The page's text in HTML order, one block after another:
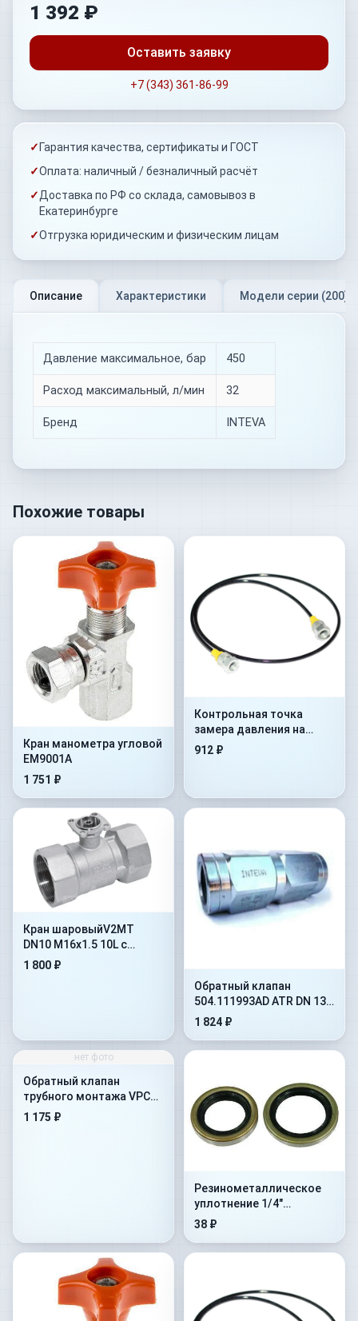
1 392 ₽
Оставить заявку
+7 (343) 361-86-99
✓ Гарантия качества, сертификаты и ГОСТ
✓Оплата: наличный / безналичный расчёт
✓Доставка по РФ со склада, самовывоз в
Екатеринбурге
✓Отгрузка юридическим и физическим лицам
Описание Характеристики Модели серии (200)
Давление максимальное, бар 450
Расход максимальный, л/мин 32
Бренд INTEVA
Похожие товары
Кран манометра угловой
EM9001A
1 751 ₽
Контрольная точка
замера давления на
гибком шланге Flex.
912 ₽
Кран шаровыйV2MT
DN10 M16x1.5 10L с
отверстиями под
1 800 ₽
Обратный клапан
504.111993AD ATR DN 13
на 10 бар
1 824 ₽
нет фото
Обратный клапан
трубного монтажа VPC
1&#039-&#039-
1 175 ₽
Резинометалличеcкое
уплотнение 1/4"
(1MTBU.100101)
38 ₽